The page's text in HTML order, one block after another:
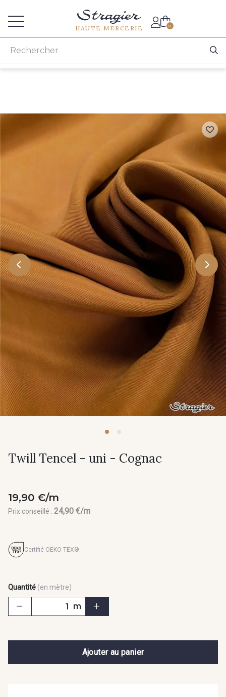
HAUTE MERCERIE 0
Twill Tencel - uni - Cognac
19,90 €/m
Prix conseillé : 24,90 €/m
Certifié OEKO-TEX®
Quantité (en mètre)
m
Ajouter au panier